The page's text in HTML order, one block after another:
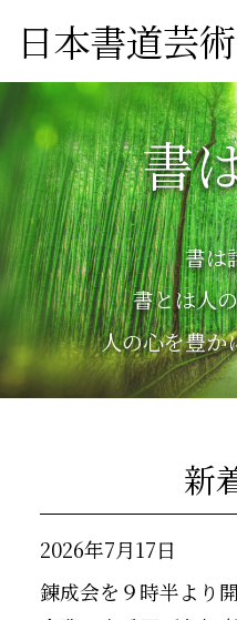
日本書道芸
書
書は
書とは人
人の心を豊か
新
2026年7月17日
錬成会を９時半より